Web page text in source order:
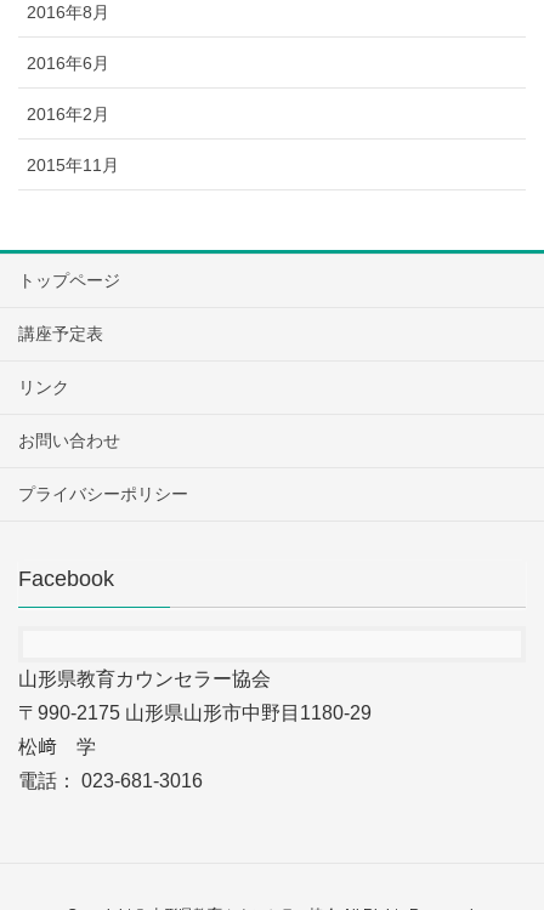
2016年8月
2016年6月
2016年2月
2015年11月
トップページ
講座予定表
リンク
お問い合わせ
プライバシーポリシー
Facebook
山形県教育カウンセラー協会
〒990-2175 山形県山形市中野目1180-29
松﨑 学
電話： 023-681-3016